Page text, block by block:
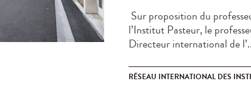
Sur proposition du
l’Institut Pasteur, le
Directeur international de
RÉSEAU INTERNATIONAL DES